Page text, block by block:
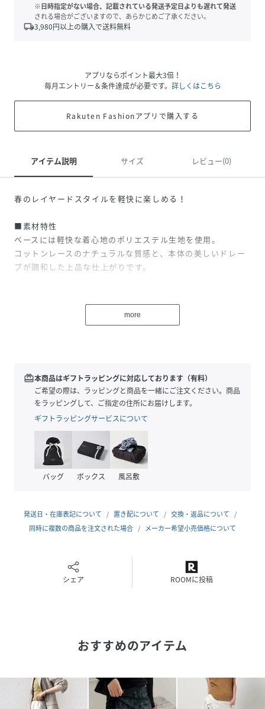
※日時指定がない場合、記載されている発送予定日よりも遅れて発送
される場合がございますので、あらかじめご了承ください。
local_shipping3,980円以上の購入で送料無料
アプリならポイント最大3倍！
毎月エントリー＆条件達成が必要です。 詳しくはこちら
Rakuten Fashionアプリで購入する
アイテム説明 サイズ レビュー(0)
春のレイヤードスタイルを軽快に楽しめる！
■素材特性
ベースには軽快な着心地のポリエステル生地を使用。
コットンレースのナチュラルな質感と、本体の美しいドレー
プが調和した上品な仕上がりです。
ランジェリーライクなデザインとコットンレースが調和した
バックには深めのスリットを入れ、ウエストゴム仕様にする
ことで、重ね着しやすく足の運びもスムーズです！
■おすすめスタイリング
王道のデニムスタイルがオススメ！
フレアやストレートシルエットのパンツを合わせるとコーデ
全体がコンパクトにまとまり、カジュアルながら品のある印
象に◎
・ウエストゴム：あり
レディース
素材
本体:ポリエステル100%
レース部分:綿100%
more
redeem本商品はギフトラッピングに対応しております（有料）
ご希望の際は、ラッピングと商品を一緒にご注文ください。商品
をラッピングして、ご指定の住所にお届けします。
ギフトラッピングサービスについて
バッグ ボックス 風呂敷
発送日・在庫表記について 置き配について
交換・返品について
同時に複数の商品を注文された場合
メーカー希望小売価格について
シェア ROOMに投稿
おすすめのアイテム